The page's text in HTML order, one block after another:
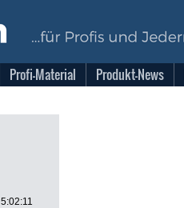
Profi-Material Produkt-News
5:02:11